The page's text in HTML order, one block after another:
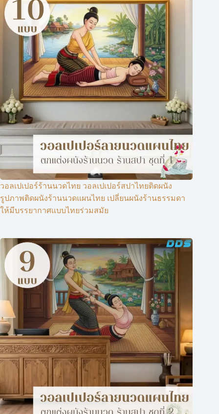
วอลเปเปอร์ร้านนวดไทย วอลเปเปอร์สปาไทยติดผนัง
รูปภาพติดผนังร้านนวดแผนไทย เปลี่ยนผนังร้านธรรมดา
ให้มีบรรยากาศแบบไทยร่วมสมัย